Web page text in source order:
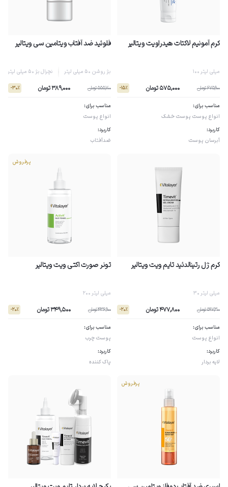
کرم آمونیم لاکتات هیدراویت ویتالیر
100 میلی لیتر
675,900 تومان 575,000 تومان - 15٪
مناسب برای:
انواع پوست پوست خشک
کاربرد:
آبرسان پوست
فلوئید ضد آفتاب ویتامین سی ویتالیر
بژ روشن 50 میلی لیتر نچرال بژ 50 میلی لیتر
555,700 تومان 389,000 تومان - 30٪
مناسب برای:
انواع پوست
کاربرد:
ضدآفتاب
کرم ژل رتینالدئید تایم ویت ویتالیر
30 میلی لیتر
597,300 تومان 477,800 تومان - 20٪
مناسب برای:
انواع پوست
کاربرد:
لایه بردار
تونر صورت اکتی ویت ویتالیر
200 میلی لیتر
436,900 تومان 349,500 تومان - 20٪
مناسب برای:
پوست چرب
کاربرد:
پاک کننده
پرفروش
پرفروش